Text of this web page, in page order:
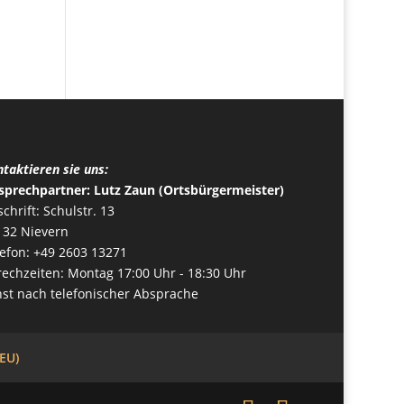
sie uns:
Lutz Zaun (Ortsbürgermeister)
Schulstr. 13
Nievern
+49 2603 13271
Montag 17:00 Uhr - 18:30 Uhr
nach telefonischer Absprache